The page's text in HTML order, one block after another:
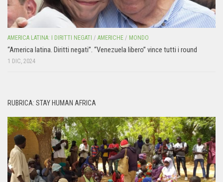
AMERICA LATINA: I DIRITTI NEGATI / AMERICHE / MONDO
“America latina. Diritti negati”. “Venezuela libero” vince tutti i round
1 DIC, 2024
RUBRICA: STAY HUMAN AFRICA